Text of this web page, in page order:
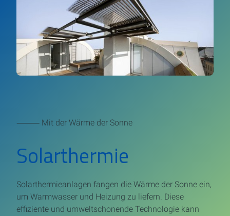
⸻ Mit der Wärme der Sonne
Solarthermie
Solarthermieanlagen fangen die Wärme der Sonne ein,
um Warmwasser und Heizung zu liefern. Diese
effiziente und umweltschonende Technologie kann